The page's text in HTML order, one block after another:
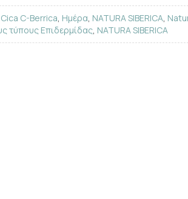
C-Berrica, Ημέρα, NATURA SIBERICA,
τύπους Επιδερμίδας, NATURA SIBERICA